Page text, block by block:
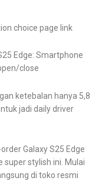
choice page link
Edge: Smartphone
close
ketebalan hanya 5,8
jadi daily driver
Galaxy S25 Edge
stylish ini. Mulai
di toko resmi